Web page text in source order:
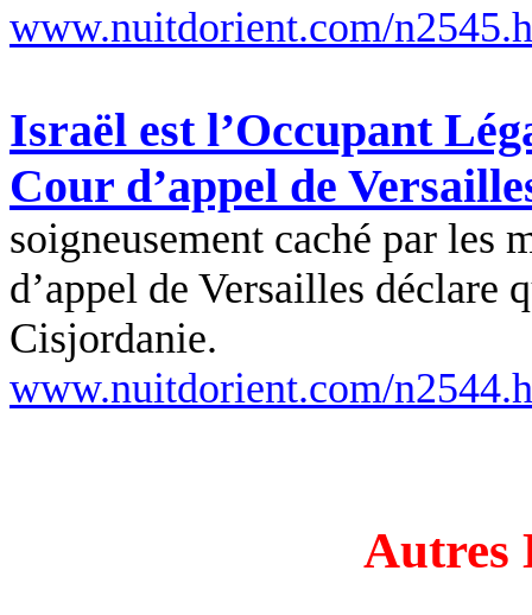
www.nuitdorient.com/
Israël est l’Occupant
Cour d’appel de
soigneusement caché par les
d’appel de Versailles déclare
Cisjordanie.
www.nuitdorient.com/
Autres